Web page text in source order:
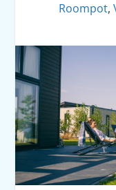
Roompot,